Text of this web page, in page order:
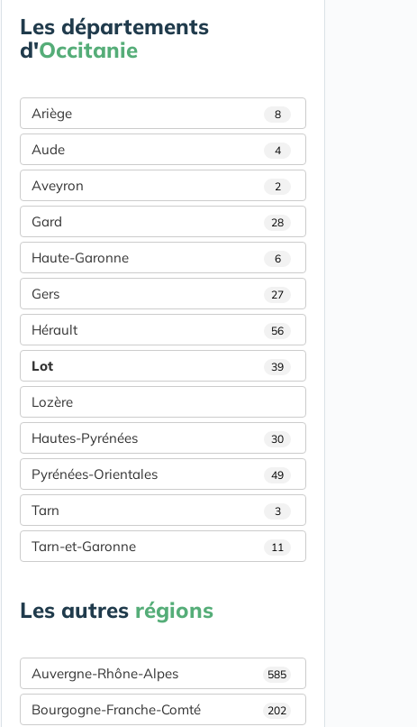
Les départements
d'Occitanie
Ariège 8
Aude 4
Aveyron 2
Gard 28
Haute-Garonne 6
Gers 27
Hérault 56
Lot 39
Lozère
Hautes-Pyrénées 30
Pyrénées-Orientales 49
Tarn 3
Tarn-et-Garonne 11
Les autres régions
Auvergne-Rhône-Alpes 585
Bourgogne-Franche-Comté 202